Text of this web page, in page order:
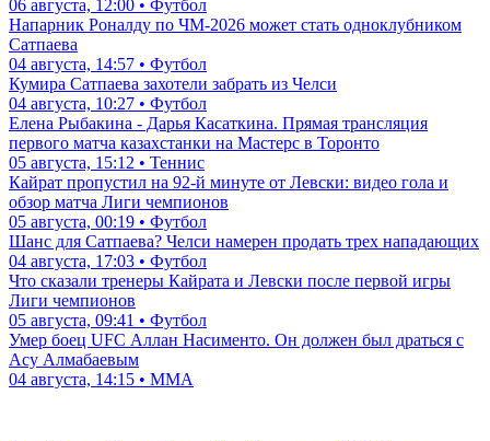
06 августа, 12:00 • Футбол
Напарник Роналду по ЧМ-2026 может стать одноклубником
Сатпаева
04 августа, 14:57 • Футбол
Кумира Сатпаева захотели забрать из Челси
04 августа, 10:27 • Футбол
Елена Рыбакина - Дарья Касаткина. Прямая трансляция
первого матча казахстанки на Мастерс в Торонто
05 августа, 15:12 • Теннис
Кайрат пропустил на 92-й минуте от Левски: видео гола и
обзор матча Лиги чемпионов
05 августа, 00:19 • Футбол
Шанс для Сатпаева? Челси намерен продать трех нападающих
04 августа, 17:03 • Футбол
Что сказали тренеры Кайрата и Левски после первой игры
Лиги чемпионов
05 августа, 09:41 • Футбол
Умер боец UFC Аллан Насименто. Он должен был драться с
Асу Алмабаевым
04 августа, 14:15 • ММА